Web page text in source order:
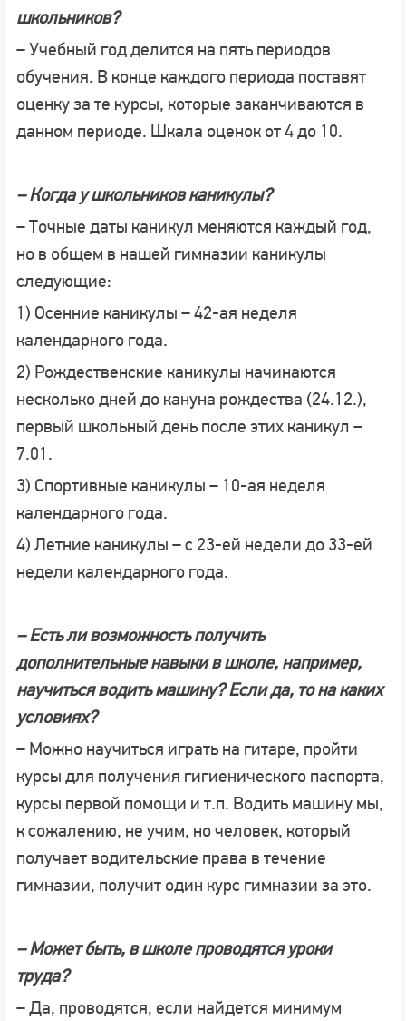
школьников?
– Учебный год делится на пять периодов
обучения. В конце каждого периода поставят
оценку за те курсы, которые заканчиваются в
данном периоде. Шкала оценок от 4 до 10.
– Когда у школьников каникулы?
– Точные даты каникул меняются каждый год,
но в общем в нашей гимназии каникулы
следующие:
1) Осенние каникулы – 42-ая неделя
календарного года.
2) Рождественские каникулы начинаются
несколько дней до кануна рождества (24.12.),
первый школьный день после этих каникул –
7.01.
3) Спортивные каникулы – 10-ая неделя
календарного года.
4) Летние каникулы – с 23-ей недели до 33-ей
недели календарного года.
– Есть ли возможность получить
дополнительные навыки в школе, например,
научиться водить машину? Если да, то на каких
условиях?
– Можно научиться играть на гитаре, пройти
курсы для получения гигиенического паспорта,
курсы первой помощи и т.п. Водить машину мы,
к сожалению, не учим, но человек, который
получает водительские права в течение
гимназии, получит один курс гимназии за это.
– Может быть, в школе проводятся уроки
труда?
– Да, проводятся, если найдется минимум